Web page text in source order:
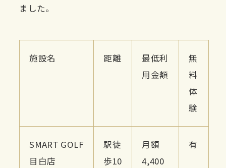
ました。
施設名 距離
最低利
用金額
無
料
体
験
SMART GOLF
目白店
駅徒
歩10
月額
4,400
有